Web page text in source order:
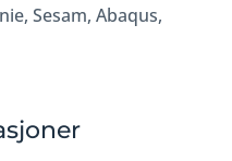
Sesam, Abaqus,